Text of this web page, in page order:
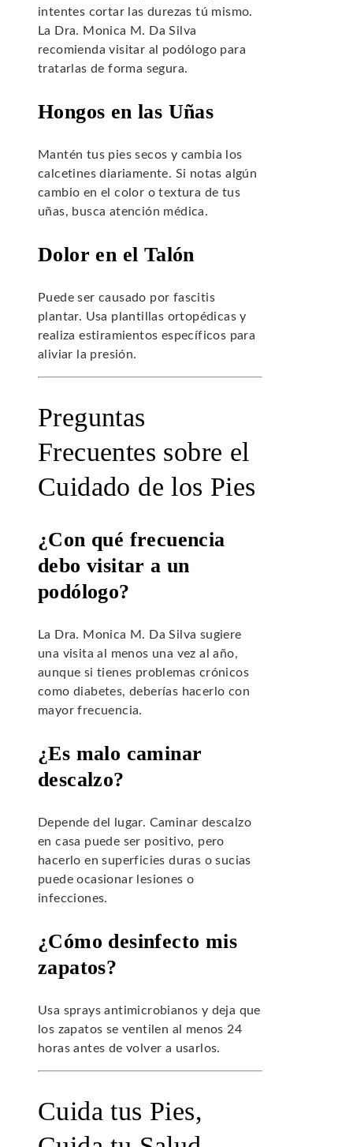
intentes cortar las durezas tú mismo.
La Dra. Monica M. Da Silva
recomienda visitar al podólogo para
tratarlas de forma segura.
Hongos en las Uñas
Mantén tus pies secos y cambia los
calcetines diariamente. Si notas algún
cambio en el color o textura de tus
uñas, busca atención médica.
Dolor en el Talón
Puede ser causado por fascitis
plantar. Usa plantillas ortopédicas y
realiza estiramientos específicos para
aliviar la presión.
Preguntas
Frecuentes sobre el
Cuidado de los Pies
¿Con qué frecuencia
debo visitar a un
podólogo?
La Dra. Monica M. Da Silva sugiere
una visita al menos una vez al año,
aunque si tienes problemas crónicos
como diabetes, deberías hacerlo con
mayor frecuencia.
¿Es malo caminar
descalzo?
Depende del lugar. Caminar descalzo
en casa puede ser positivo, pero
hacerlo en superficies duras o sucias
puede ocasionar lesiones o
infecciones.
¿Cómo desinfecto mis
zapatos?
Usa sprays antimicrobianos y deja que
los zapatos se ventilen al menos 24
horas antes de volver a usarlos.
Cuida tus Pies,